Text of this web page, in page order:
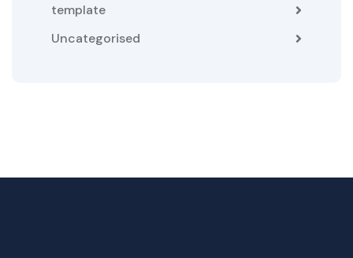
template
Uncategorised